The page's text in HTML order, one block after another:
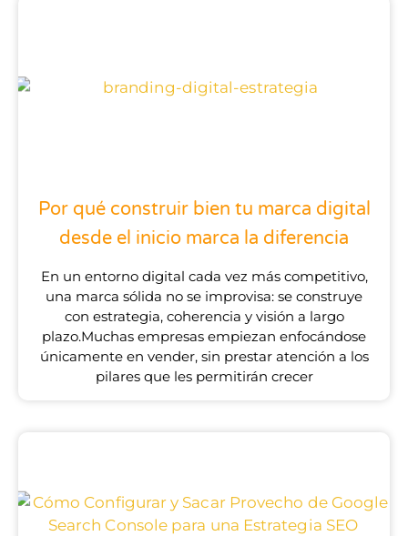
Por qué construir bien tu marca digital
desde el inicio marca la diferencia
En un entorno digital cada vez más competitivo,
una marca sólida no se improvisa: se construye
con estrategia, coherencia y visión a largo
plazo.Muchas empresas empiezan enfocándose
únicamente en vender, sin prestar atención a los
pilares que les permitirán crecer